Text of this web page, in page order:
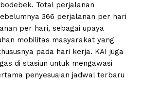
Total perjalanan
366 perjalanan per hari
per hari, sebagai upaya
mobilitas masyarakat yang
pada hari kerja. KAI juga
di stasiun untuk mengawasi
penyesuaian jadwal terbaru